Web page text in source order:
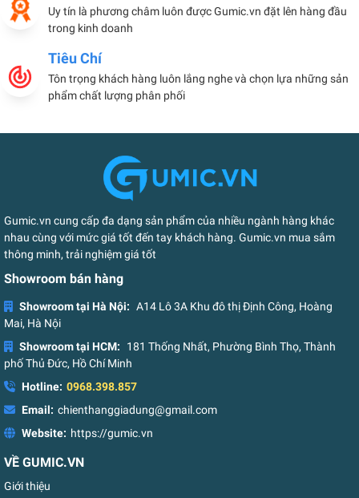
Uy tín là phương châm luôn được Gumic.vn đặt lên hàng đầu
trong kinh doanh
Tiêu Chí
Tôn trọng khách hàng luôn lắng nghe và chọn lựa những sản
phẩm chất lượng phân phối
Gumic.vn cung cấp đa dạng sản phẩm của nhiều ngành hàng khác
nhau cùng với mức giá tốt đến tay khách hàng. Gumic.vn mua sắm
thông minh, trải nghiệm giá tốt
Showroom bán hàng
Showroom tại Hà Nội: A14 Lô 3A Khu đô thị Định Công, Hoàng
Mai, Hà Nội
Showroom tại HCM:
181 Thống Nhất, Phường Bình Thọ, Thành
phố Thủ Đức, Hồ Chí Minh
Hotline: 0968.398.857
Email: chienthanggiadung@gmail.com
Website: https://gumic.vn
VỀ GUMIC.VN
Giới thiệu